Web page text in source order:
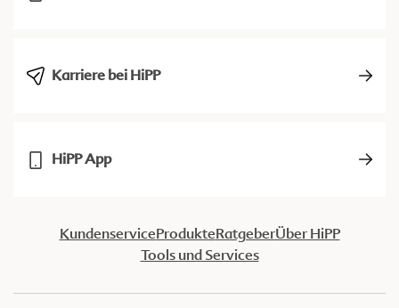
Karriere bei HiPP
HiPP App
KundenserviceProdukteRatgeberÜber HiPP
Tools und Services